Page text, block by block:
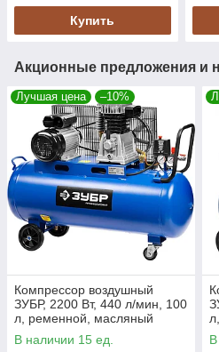
Купить
Акционные предложения и
Лучшая цена –10%
Компрессор воздушный
ЗУБР, 2200 Вт, 440 л/мин, 100
л, ременной, масляный
(ЗКПМ-440-100-Р-2.2)
В наличии 15 ед.